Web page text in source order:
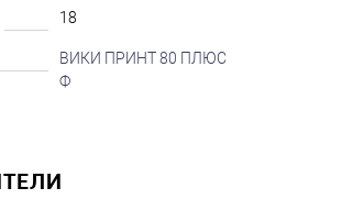
18
ВИКИ ПРИНТ 80 ПЛЮС
Ф